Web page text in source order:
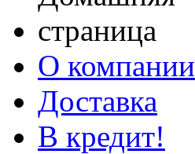
О компании
Доставка
В кредит!